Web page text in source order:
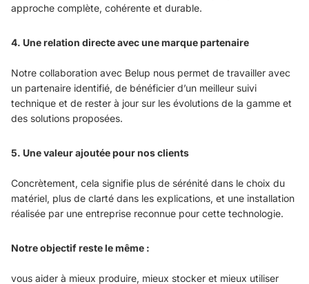
approche complète, cohérente et durable.
4. Une relation directe avec une marque partenaire
Notre collaboration avec Belup nous permet de travailler avec
un partenaire identifié, de bénéficier d’un meilleur suivi
technique et de rester à jour sur les évolutions de la gamme et
des solutions proposées.
5. Une valeur ajoutée pour nos clients
Concrètement, cela signifie plus de sérénité dans le choix du
matériel, plus de clarté dans les explications, et une installation
réalisée par une entreprise reconnue pour cette technologie.
Notre objectif reste le même :
vous aider à mieux produire, mieux stocker et mieux utiliser